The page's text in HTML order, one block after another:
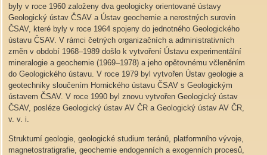
byly v roce 1960 založeny dva geologicky orientované ústavy
Geologický ústav ČSAV a Ústav geochemie a nerostných surovin
ČSAV, které byly v roce 1964 spojeny do jednotného Geologického
ústavu ČSAV. V rámci četných organizačních a administrativních
změn v období 1968–1989 došlo k vytvoření Ústavu experimentální
mineralogie a geochemie (1969–1978) a jeho opětovnému včleněním
do Geologického ústavu. V roce 1979 byl vytvořen Ústav geologie a
geotechniky sloučením Hornického ústavu ČSAV s Geologickým
ústavem ČSAV. V roce 1990 byl znovu vytvořen Geologický ústav
ČSAV, posléze Geologický ústav AV ČR a Geologický ústav AV ČR,
v. v. i.
Strukturní geologie, geologické studium teránů, platformního vývoje,
magnetostratigrafie, geochemie endogenních a exogenních procesů,